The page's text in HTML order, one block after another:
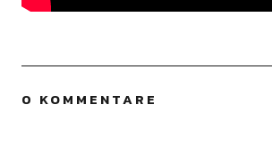
0 KOMMENTARE